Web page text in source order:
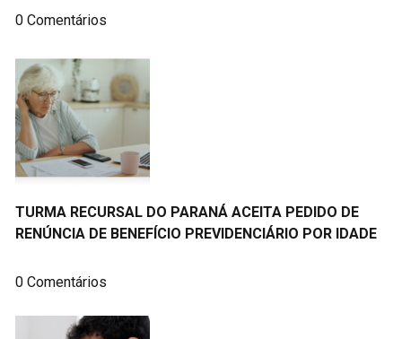
0 Comentários
TURMA RECURSAL DO PARANÁ ACEITA PEDIDO DE
RENÚNCIA DE BENEFÍCIO PREVIDENCIÁRIO POR IDADE
0 Comentários